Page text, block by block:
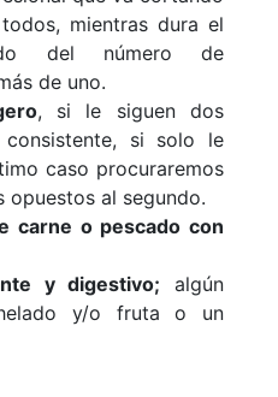
mientras dura el
del número de
de uno.
, si le siguen dos
si solo le
caso procuraremos
opuestos al segundo.
carne o pescado con
y digestivo; algún
y/o fruta o un